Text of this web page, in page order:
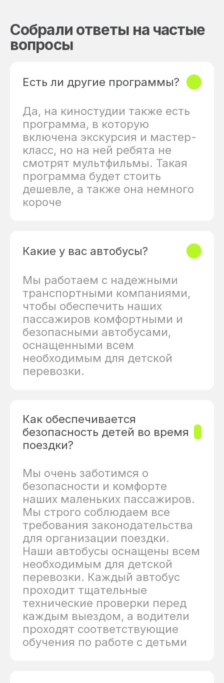
Собрали ответы на частые
вопросы
Есть ли другие программы?
Да, на киностудии также есть
программа, в которую
включена экскурсия и мастер-
класс, но на ней ребята не
смотрят мультфильмы. Такая
программа будет стоить
дешевле, а также она немного
короче
Какие у вас автобусы?
Мы работаем с надежными
транспортными компаниями,
чтобы обеспечить наших
пассажиров комфортными и
безопасными автобусами,
оснащенными всем
необходимым для детской
перевозки.
Как обеспечивается
безопасность детей во время
поездки?
Мы очень заботимся о
безопасности и комфорте
наших маленьких пассажиров.
Мы строго соблюдаем все
требования законодательства
для организации поездки.
Наши автобусы оснащены всем
необходимым для детской
перевозки. Каждый автобус
проходит тщательные
технические проверки перед
каждым выездом, а водители
проходят соответствующие
обучения по работе с детьми